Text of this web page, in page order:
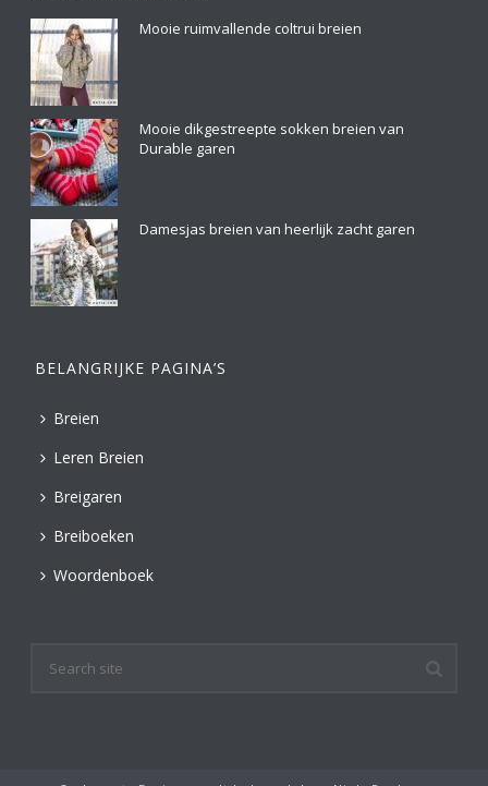
Mooie ruimvallende coltrui breien
Mooie dikgestreepte sokken breien van
Durable garen
Damesjas breien van heerlijk zacht garen
BELANGRIJKE PAGINA’S
Breien
Leren Breien
Breigaren
Breiboeken
Woordenboek